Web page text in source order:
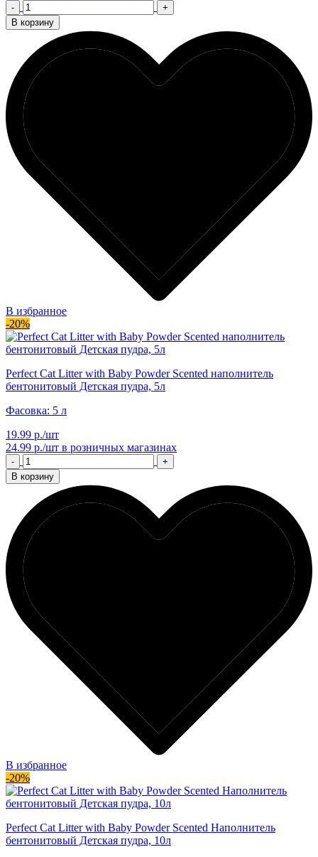
-
+
В корзину
В избранное
-20%
Perfect Cat Litter with Baby Powder Scented наполнитель
бентонитовый Детская пудра, 5л
Фасовка: 5 л
19.99 р./шт
24.99 р./шт в розничных магазинах
-
+
В корзину
В избранное
-20%
Perfect Cat Litter with Baby Powder Scented Наполнитель
бентонитовый Детская пудра, 10л